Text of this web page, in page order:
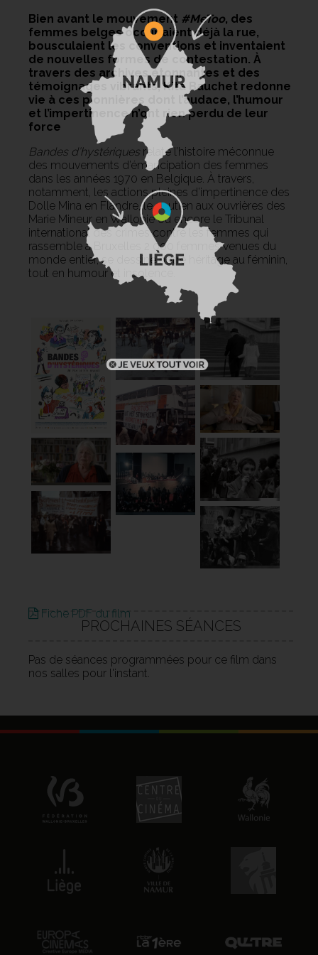
Bien avant le mouvement #MeToo, des
femmes belges occupaient déjà la rue,
bousculaient les conventions et inventaient
de nouvelles formes de contestation. À
travers des archives étonnantes et des
témoignages vibrants, Kita Bauchet redonne
vie à ces pionnières dont l’audace, l’humour
et l’impertinence n’ont rien perdu de leur
force
Bandes d’hystériquesrelate l’histoire méconnue
des mouvements d’émancipation des femmes
dans les années 1970 en Belgique. À travers,
notamment, les actions pleines d’impertinence des
Dolle Mina en Flandre, le soutien aux ouvrières des
Marie Mineur en Wallonie ou encore le Tribunal
international des crimes contre les femmes qui
rassemble à Bruxelles 2 000 femmes venues du
monde entier, se dessine notre héritage au féminin,
tout en humour et insolence.
Fiche PDF du film
PROCHAINES SÉANCES
Pas de séances programmées pour ce film dans
nos salles pour l'instant.